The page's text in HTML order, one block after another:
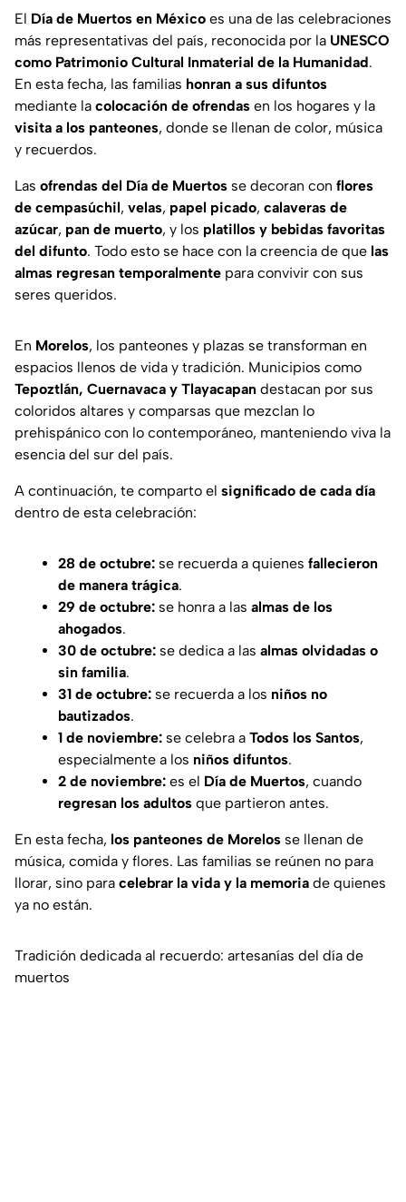
El Día de Muertos en México es una de las celebraciones
más representativas del país, reconocida por la UNESCO
como Patrimonio Cultural Inmaterial de la Humanidad.
En esta fecha, las familias honran a sus difuntos
mediante la colocación de ofrendas en los hogares y la
visita a los panteones, donde se llenan de color, música
y recuerdos.
Las ofrendas del Día de Muertos se decoran con flores
de cempasúchil, velas, papel picado, calaveras de
azúcar, pan de muerto, y los platillos y bebidas favoritas
del difunto. Todo esto se hace con la creencia de que las
almas regresan temporalmente para convivir con sus
seres queridos.
En Morelos, los panteones y plazas se transforman en
espacios llenos de vida y tradición. Municipios como
Tepoztlán, Cuernavaca y Tlayacapan destacan por sus
coloridos altares y comparsas que mezclan lo
prehispánico con lo contemporáneo, manteniendo viva la
esencia del sur del país.
A continuación, te comparto el significado de cada día
dentro de esta celebración:
28 de octubre: se recuerda a quienes fallecieron
de manera trágica.
29 de octubre: se honra a las almas de los
ahogados.
30 de octubre: se dedica a las almas olvidadas o
sin familia.
31 de octubre: se recuerda a los niños no
bautizados.
1 de noviembre: se celebra a Todos los Santos,
especialmente a los niños difuntos.
2 de noviembre: es el Día de Muertos, cuando
regresan los adultos que partieron antes.
En esta fecha, los panteones de Morelos se llenan de
música, comida y flores. Las familias se reúnen no para
llorar, sino para celebrar la vida y la memoria de quienes
ya no están.
Tradición dedicada al recuerdo: artesanías del día de
muertos